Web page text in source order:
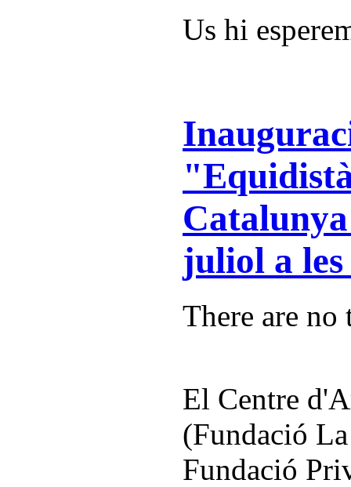
Us hi
juliol a les
There are no
El Centre
(Fundació
Fundació